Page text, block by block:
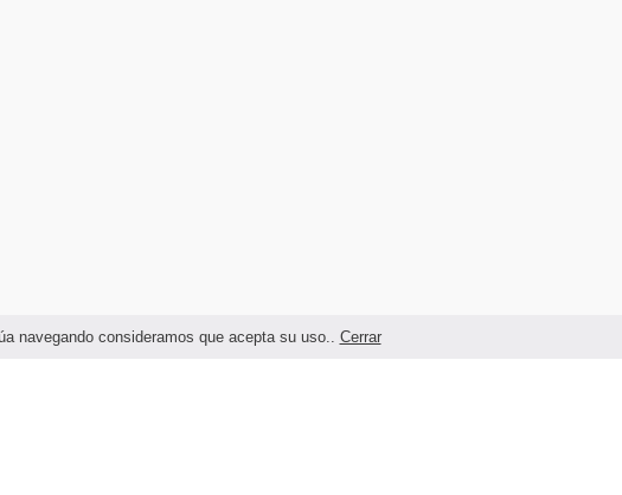
navegando consideramos que acepta su uso.. Cerrar